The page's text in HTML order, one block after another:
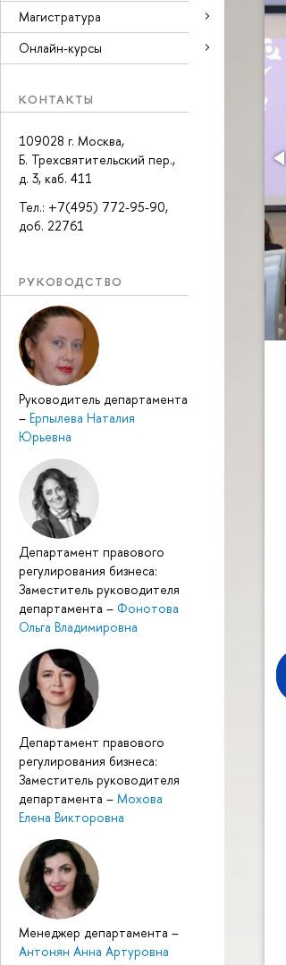
Магистратура
Онлайн-курсы
КОНТАКТЫ
109028 г. Москва,
Б. Трехсвятительский пер.,
д. 3, каб. 411
Тел.: +7(495) 772-95-90,
доб. 22761
РУКОВОДСТВО
Руководитель департамента
– Ерпылева Наталия
Юрьевна
Департамент правового
регулирования бизнеса:
Заместитель руководителя
департамента – Фонотова
Ольга Владимировна
Департамент правового
регулирования бизнеса:
Заместитель руководителя
департамента – Мохова
Елена Викторовна
Менеджер департамента –
Антонян Анна Артуровна